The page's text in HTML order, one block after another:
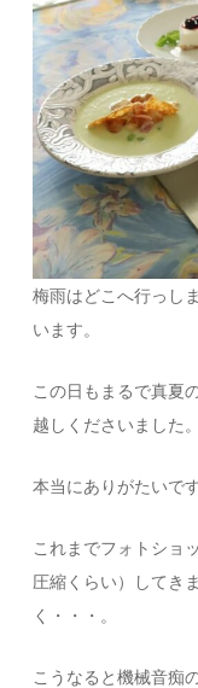
梅雨はどこへ行っし
います。
この日もまるで真夏
越しくださいました。
本当にありがたいです
これまでフォトショ
圧縮くらい）してき
く・・・。
こうなると機械音痴